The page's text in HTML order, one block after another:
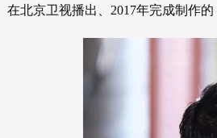
在北京卫视播出、2017年完成制作